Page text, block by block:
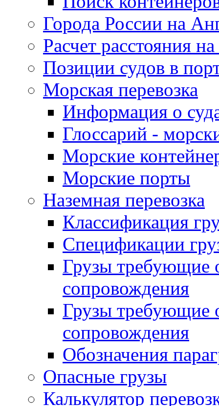
Города России на
Расчет расстояния на
Позиции судов в
Морская перевозка
Информация о
Глоссарий -
Морские
Морские порты
Наземная перевозка
Классификация
Спецификации
Грузы требующие
сопровождения
Грузы требующие
сопровождения
Обозначения
Опасные грузы
Калькулятор